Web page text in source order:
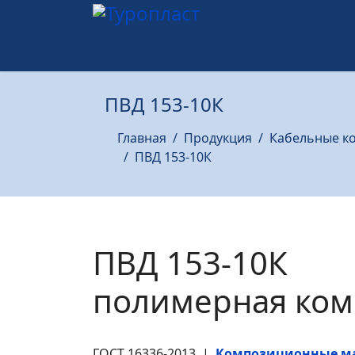
ПВД 153-10К
Главная Продукция
Кабельные
ПВД 153-10К
ПВД 153-10К
полимерная